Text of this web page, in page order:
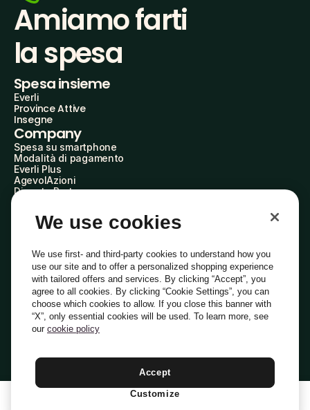
Amiamo farti
la spesa
Spesa insieme
Everli
Province Attive
Insegne
Company
Spesa su smartphone
Modalità di pagamento
Everli Plus
AgevolAzioni
Diventa Partner
Everli Shoppers
About Us
Everli News
Domande frequenti
Lavora con noi
Diventa Shopper
Investitori
PrivacyCookiePreferenze Cookie
Termini e CondizioniCodice Etico
Indirizzo PEC: everli@pec.it - indirizzo DPO: dpo@everli.com
Italiano
We use cookies
We use first- and third-party cookies to understand how you
use our site and to offer a personalized shopping experience
with tailored offers and services. By clicking “Accept”, you
agree to all cookies. By clicking “Cookie Settings”, you can
choose which cookies to allow. If you close this banner with
“X”, only essential cookies will be used. To learn more, see
our cookie policy
Accept
Customize